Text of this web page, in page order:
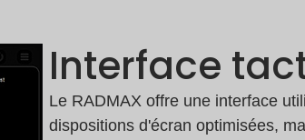
Interface
Le RADMAX offre une interface
dispositions d'écran optimisées,